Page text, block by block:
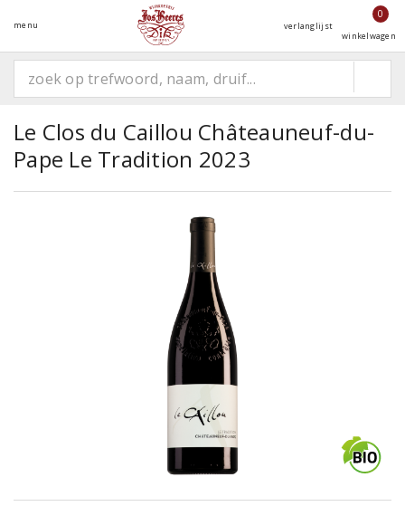
menu verlanglijst
0
winkelwagen
Le Clos du Caillou Châteauneuf-du-
Pape Le Tradition 2023